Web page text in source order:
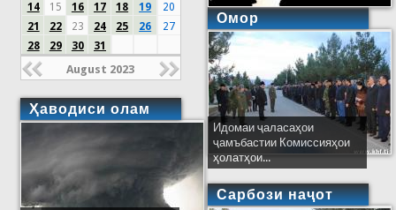
14
15 16 17 18 19
20
21
22 23 24 25 26
27
28
29 30 31
August 2023
Ҳаводиси олам
Омор
Идомаи ҷаласаҳои
ҷамъбастии Комиссияҳои
ҳолатҳои...
Сарбози наҷот